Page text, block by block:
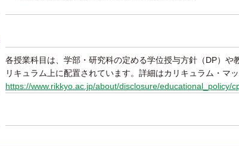
各授業科目は、学部・研究科の定める学位授与方針（DP）や
リキュラム上に配置されています。詳細はカリキュラム・マ
https://www.rikkyo.ac.jp/about/disclosure/educational_policy/